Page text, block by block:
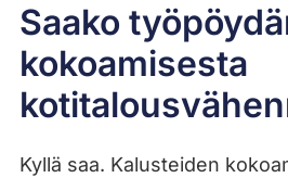
Saako
kokoamisesta
Kyllä saa. Kalusteiden